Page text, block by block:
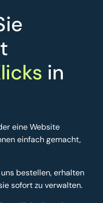
in
eine Website
einfach gemacht,
bestellen, erhalten
sofort zu verwalten.